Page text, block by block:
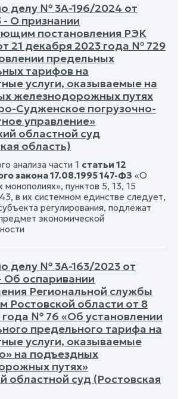
делу № 3А-196/2024 от
- О признании
постановления РЭК
21 декабря 2023 года № 729
предельных
тарифов на
услуги, оказываемые на
железнодорожных путях
Судженское погрузочно-
управление»
областной суд
область)
анализа части 1 статьи 12
закона 17.08.1995 147-ФЗ «О
монополиях», пунктов 5, 13, 15
в их системном единстве следует,
регулирования, подлежат
экономической
делу № 3А-163/2023 от
Об оспаривании
Региональной службы
Ростовской области от 8
№ 76 «Об установлении
предельного тарифа на
услуги, оказываемые
на подъездных
путях»
областной суд (Ростовская